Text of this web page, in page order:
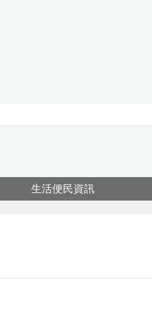
生活便民資訊